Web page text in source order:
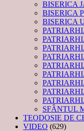
BISERICA
BISERICA
BISERICA
SFÂNTUL
TEODOSIE DE
VIDEO (629)